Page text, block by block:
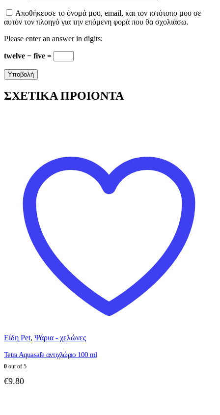
Αποθήκευσε το όνομά μου, email, και τον ιστότοπο μου σε
αυτόν τον πλοηγό για την επόμενη φορά που θα σχολιάσω.
Please enter an answer in digits:
twelve − five =
ΣΧΕΤΙΚΑ ΠΡΟΙΟΝΤΑ
Είδη Pet, Ψάρια - χελώνες
Tetra Aquasafe αντιχλώριο 100 ml
0 out of 5
€9.80